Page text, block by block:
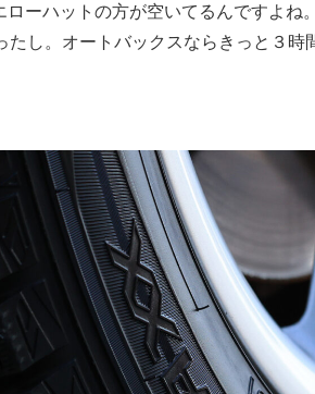
ーハットの方が空いてるんですよね
し。オートバックスならきっと３時